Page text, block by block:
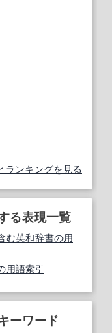
ランキングを見る
る表現一覧
む英和辞書の用
用語索引
ーワード